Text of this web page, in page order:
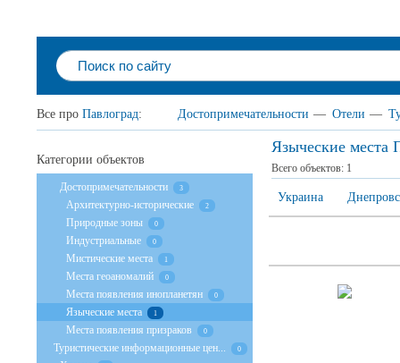
Все про Павлоград: Достопримечательности — Отели —
Языческие места
Всего объектов: 1
Украина
Категории объектов
Достопримечательности 3
Архитектурно-исторические 2
Природные зоны 0
Индустриальные 0
Мистические места 1
Места геоаномалий 0
Места появления инопланетян 0
Языческие места 1
Места появления призраков 0
Туристические информационные цен... 0